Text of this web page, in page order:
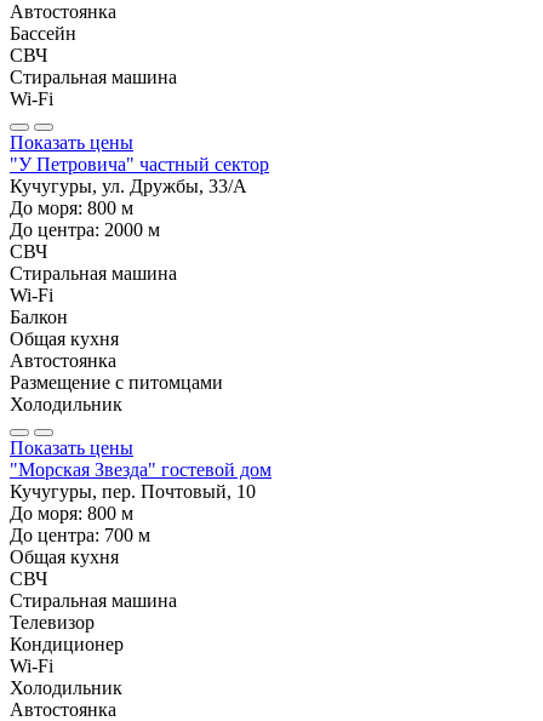
Автостоянка
Бассейн
СВЧ
Стиральная машина
Wi-Fi
Показать цены
"У Петровича" частный сектор
Кучугуры, ул. Дружбы, 33/А
До моря: 800 м
До центра: 2000 м
СВЧ
Стиральная машина
Wi-Fi
Балкон
Общая кухня
Автостоянка
Размещение с питомцами
Холодильник
Показать цены
"Морская Звезда" гостевой дом
Кучугуры, пер. Почтовый, 10
До моря: 800 м
До центра: 700 м
Общая кухня
СВЧ
Стиральная машина
Телевизор
Кондиционер
Wi-Fi
Холодильник
Автостоянка